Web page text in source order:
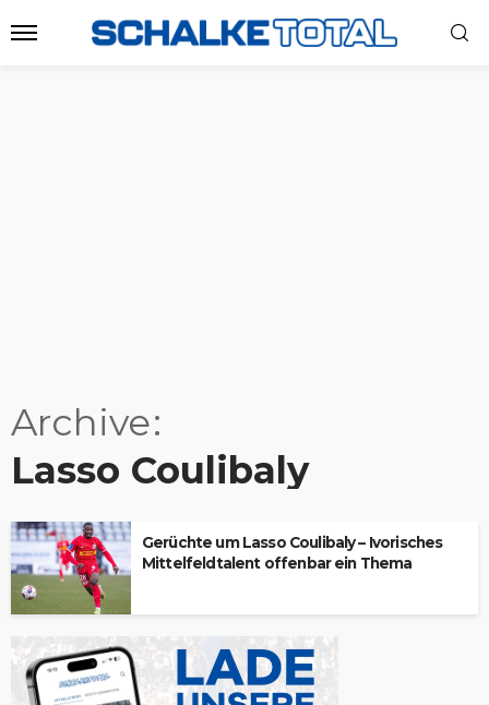
Archive
Lasso Coulibaly
Gerüchte um Lasso Coulibaly – Ivorisches
Mittelfeldtalent offenbar ein Thema